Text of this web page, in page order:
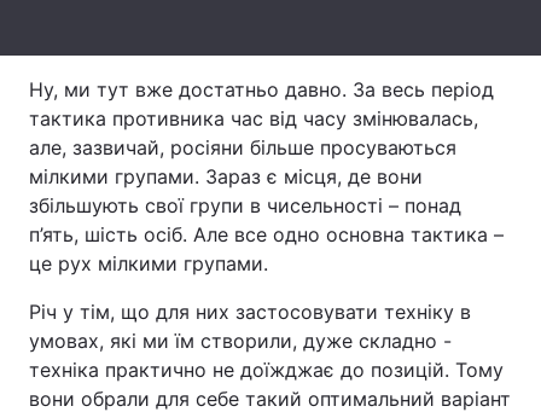
Ну, ми тут вже достатньо давно. За весь період
тактика противника час від часу змінювалась,
але, зазвичай, росіяни більше просуваються
мілкими групами. Зараз є місця, де вони
збільшують свої групи в чисельності – понад
п’ять, шість осіб. Але все одно основна тактика –
це рух мілкими групами.
Річ у тім, що для них застосовувати техніку в
умовах, які ми їм створили, дуже складно -
техніка практично не доїжджає до позицій. Тому
вони обрали для себе такий оптимальний варіант